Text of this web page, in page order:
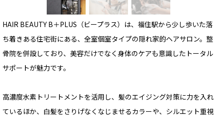
HAIR BEAUTY B＋PLUS（ビープラス）は、福住駅から少し歩いた落
ち着きある住宅街にある、全室個室タイプの隠れ家的ヘアサロン。整
骨院を併設しており、美容だけでなく身体のケアも意識したトータル
サポートが魅力です。
高濃度水素トリートメントを活用し、髪のエイジング対策に力を入れ
ているほか、白髪をさりげなくなじませるカラーや、シルエット重視